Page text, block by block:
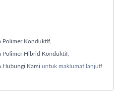
Polimer Konduktif
Polimer Hibrid Konduktif
Hubungi Kami untuk maklumat lanjut!